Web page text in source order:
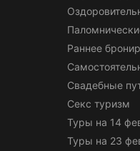
Раннее
Свадебные
Секс туризм
Туры на 14
Туры на 23